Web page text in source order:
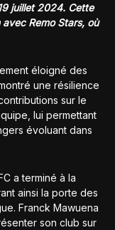
juillet 2024. Cette
Remo Stars, où
éloigné des
une résilience
sur le
lui permettant
évoluant dans
a terminé à la
ainsi la porte des
Franck Mawuena
son club sur